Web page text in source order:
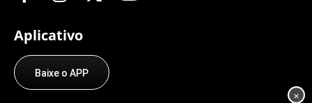
Aplicativo
Baixe o APP
×